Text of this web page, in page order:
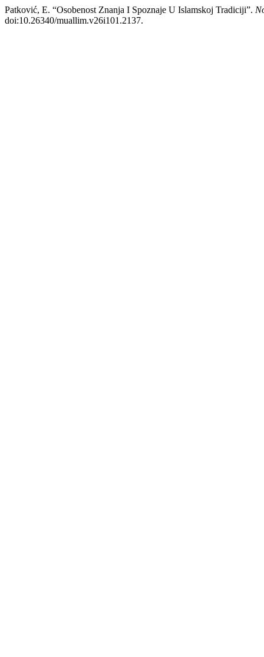
Patković, E. “Osobenost Znanja I Spoznaje U Islamskoj Tradiciji”.
doi:10.26340/muallim.v26i101.2137.